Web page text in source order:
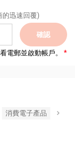
的迅速回覆)
確認
電郵並啟動帳戶。
消費電子產品